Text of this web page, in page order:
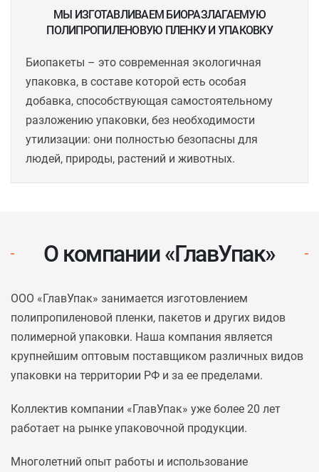
МЫ ИЗГОТАВЛИВАЕМ БИОРАЗЛАГАЕМУЮ
ПОЛИПРОПИЛЕНОВУЮ ПЛЕНКУ И УПАКОВКУ
Биопакеты – это современная экологичная
упаковка, в составе которой есть особая
добавка, способствующая самостоятельному
разложению упаковки, без необходимости
утилизации: они полностью безопасны для
людей, природы, растений и животных.
О компании «ГлавУпак»
ООО «ГлавУпак» занимается изготовлением
полипропиленовой пленки, пакетов и других видов
полимерной упаковки. Наша компания является
крупнейшим оптовым поставщиком различных видов
упаковки на территории РФ и за ее пределами.
Коллектив компании «ГлавУпак» уже более 20 лет
работает на рынке упаковочной продукции.
Многолетний опыт работы и использование